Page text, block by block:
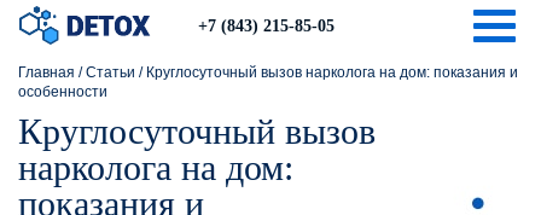
+7 (843) 215-85-05
Главная /Статьи / Круглосуточный вызов нарколога на дом: показания и
особенности
Круглосуточный вызов
нарколога на дом:
показания и